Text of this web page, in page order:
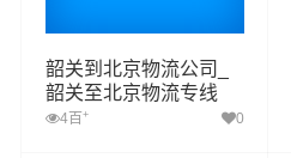
韶关到北京物流公司_
韶关至北京物流专线
4百 + 0